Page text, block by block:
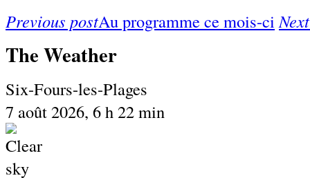
Previous postAu programme ce mois-ci
The Weather
Six-Fours-les-Plages
7 août 2026, 6 h 22 min